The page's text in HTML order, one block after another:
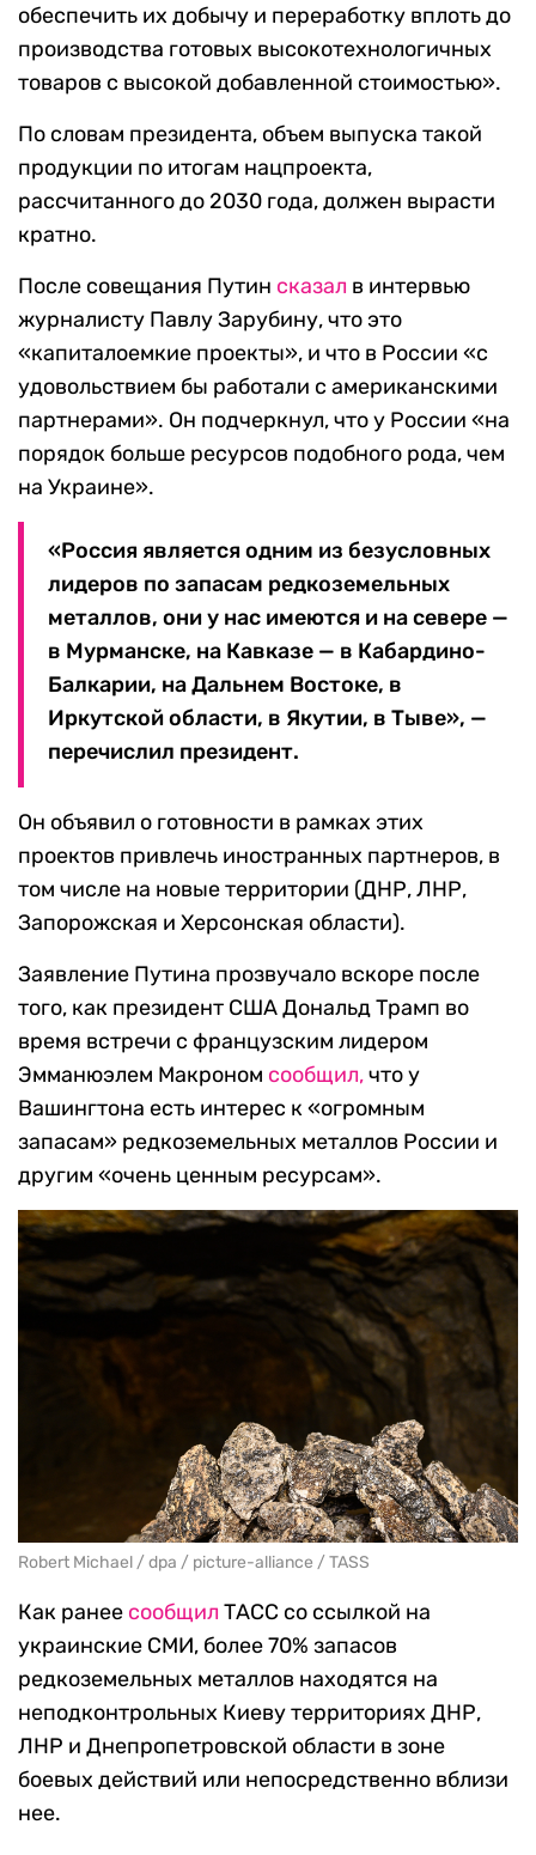
обеспечить их добычу и переработку вплоть до
производства готовых высокотехнологичных
товаров с высокой добавленной стоимостью».
По словам президента, объем выпуска такой
продукции по итогам нацпроекта,
рассчитанного до 2030 года, должен вырасти
кратно.
После совещания Путин сказал в интервью
журналисту Павлу Зарубину, что это
«капиталоемкие проекты», и что в России «с
удовольствием бы работали с американскими
партнерами». Он подчеркнул, что у России «на
порядок больше ресурсов подобного рода, чем
на Украине».
«Россия является одним из безусловных
лидеров по запасам редкоземельных
металлов, они у нас имеются и на севере —
в Мурманске, на Кавказе — в Кабардино-
Балкарии, на Дальнем Востоке, в
Иркутской области, в Якутии, в Тыве», —
перечислил президент.
Он объявил о готовности в рамках этих
проектов привлечь иностранных партнеров, в
том числе на новые территории (ДНР, ЛНР,
Запорожская и Херсонская области).
Заявление Путина прозвучало вскоре после
того, как президент США Дональд Трамп во
время встречи с французским лидером
Эмманюэлем Макроном сообщил,что у
Вашингтона есть интерес к «огромным
запасам» редкоземельных металлов России и
другим «очень ценным ресурсам».
Robert Michael / dpa / picture-alliance / TASS
Как ранее сообщил ТАСС со ссылкой на
украинские СМИ, более 70% запасов
редкоземельных металлов находятся на
неподконтрольных Киеву территориях ДНР,
ЛНР и Днепропетровской области в зоне
боевых действий или непосредственно вблизи
нее.